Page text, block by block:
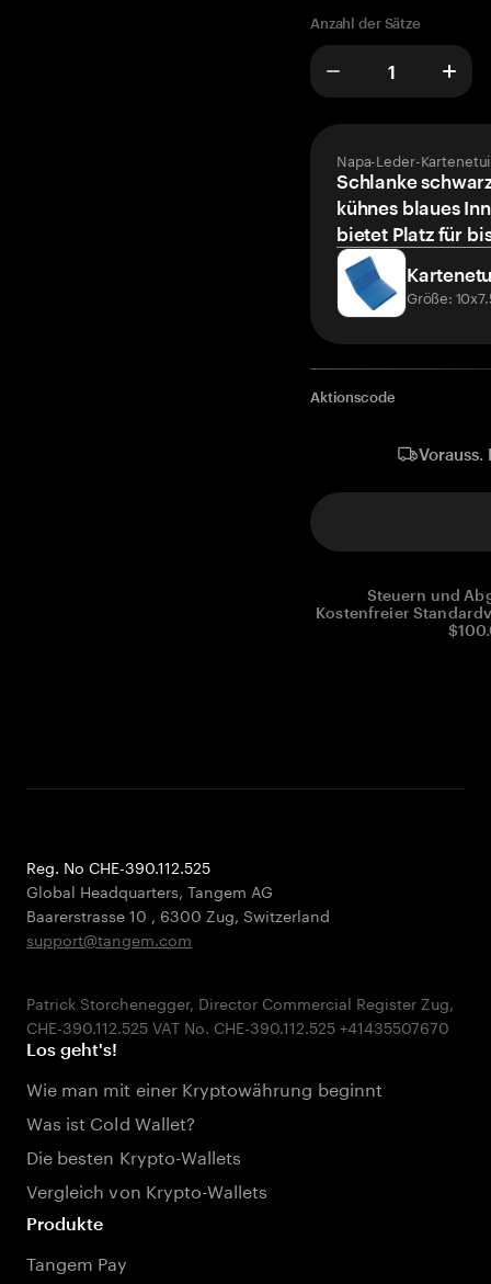
Anzahl der Sätze
Napa-Leder-
Schlanke
kühnes blaues
bietet Platz für
Größe:
Aktionscode
Steuern und
Kostenfreier
Reg. No CHE-390.112.525
Global Headquarters, Tangem AG
Baarerstrasse 10 , 6300 Zug, Switzerland
support@tangem.com
Patrick Storchenegger, Director Commercial Register Zug,
Los geht's!
Wie man mit einer Kryptowährung beginnt
Was ist Cold Wallet?
Die besten Krypto-Wallets
Vergleich von Krypto-Wallets
Produkte
Tangem Pay